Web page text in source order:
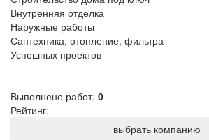
Внутренняя отделка
Наружные работы
Сантехника, отопление, фильтра
Успешных проектов
Выполнено работ: 0
Рейтинг:
выбрать компанию